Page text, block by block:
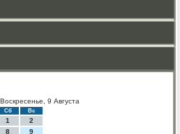
9 Августа
Сб Вс
1
2
8
9